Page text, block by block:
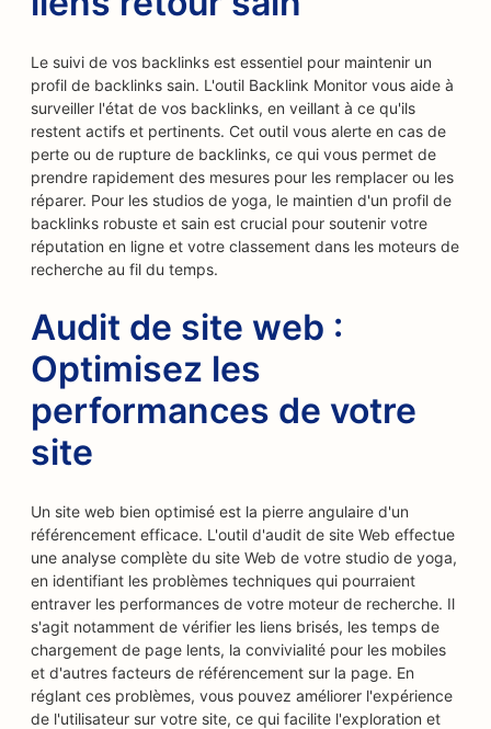
Le suivi de vos backlinks est essentiel pour maintenir un
profil de backlinks sain. L'outil Backlink Monitor vous aide à
surveiller l'état de vos backlinks, en veillant à ce qu'ils
restent actifs et pertinents. Cet outil vous alerte en cas de
perte ou de rupture de backlinks, ce qui vous permet de
prendre rapidement des mesures pour les remplacer ou les
réparer. Pour les studios de yoga, le maintien d'un profil de
backlinks robuste et sain est crucial pour soutenir votre
réputation en ligne et votre classement dans les moteurs de
recherche au fil du temps.
Audit de site web :
Optimisez les
performances de votre
site
Un site web bien optimisé est la pierre angulaire d'un
référencement efficace. L'outil d'audit de site Web effectue
une analyse complète du site Web de votre studio de yoga,
en identifiant les problèmes techniques qui pourraient
entraver les performances de votre moteur de recherche. Il
s'agit notamment de vérifier les liens brisés, les temps de
chargement de page lents, la convivialité pour les mobiles
et d'autres facteurs de référencement sur la page. En
réglant ces problèmes, vous pouvez améliorer l'expérience
de l'utilisateur sur votre site, ce qui facilite l'exploration et